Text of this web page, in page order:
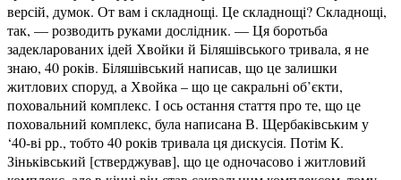
версій, думок. От вам і складнощі. Це складнощі? Складнощі,
так, — розводить руками дослідник. — Ця боротьба
задекларованих ідей Хвойки й Біляшівського тривала, я не
знаю, 40 років. Біляшівський написав, що це залишки
житлових споруд, а Хвойка – що це сакральні об’єкти,
поховальний комплекс. І ось остання стаття про те, що це
поховальний комплекс, була написана В. Щербаківським у
‘40-ві рр., тобто 40 років тривала ця дискусія. Потім К.
Зіньківський [стверджував], що це одночасово і житловий